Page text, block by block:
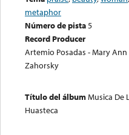
metaphor
Número de pista5
Record Producer
Artemio Posadas - Mary Ann
Zahorsky
Título del álbumMusica De
Huasteca